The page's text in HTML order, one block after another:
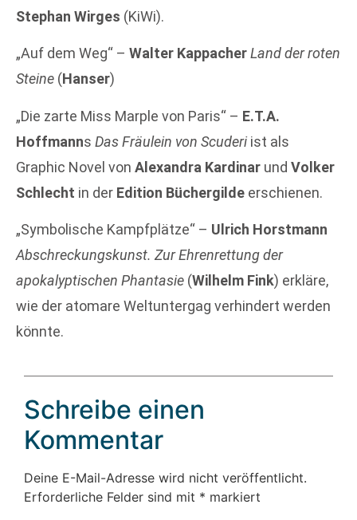
Stephan Wirges (KiWi).
„Auf dem Weg“ – Walter KappacherLand der roten
Steine (Hanser)
„Die zarte Miss Marple von Paris“ – E.T.A.
Hoffmanns Das Fräulein von Scuderiist als
Graphic Novel von Alexandra Kardinar und Volker
Schlecht in der Edition Büchergilde erschienen.
„Symbolische Kampfplätze“ – Ulrich Horstmann
Abschreckungskunst. Zur Ehrenrettung der
apokalyptischen Phantasie (Wilhelm Fink) erkläre,
wie der atomare Weltuntergag verhindert werden
könnte.
Schreibe einen
Kommentar
Deine E-Mail-Adresse wird nicht veröffentlicht.
Erforderliche Felder sind mit * markiert